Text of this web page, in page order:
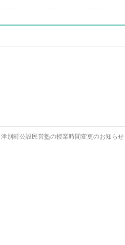
津別町公設民営塾の授業時間変更のお知らせ